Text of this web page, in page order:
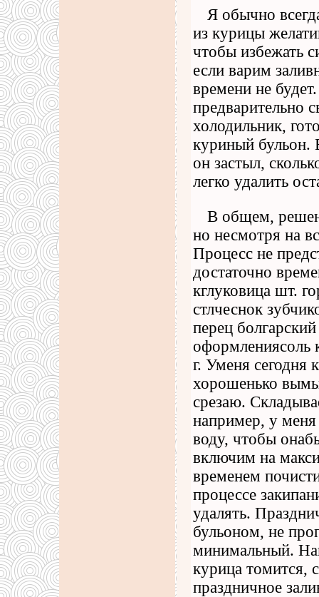
Я обычно
из курицы
чтобы избежать
если варим
времени не
предварительно
холодильник,
куриный бульон.
он застыл,
легко удалить
В общем,
но несмотря на
Процесс не
достаточно
кглуковица шт.
стлчеснок
перец
оформлениясоль
г. Уменя сегодня
хорошенько
срезаю.
например, у
воду, чтобы
включим на
временем
процессе
удалять.
бульоном, не
минимальный.
курица томится,
праздничное